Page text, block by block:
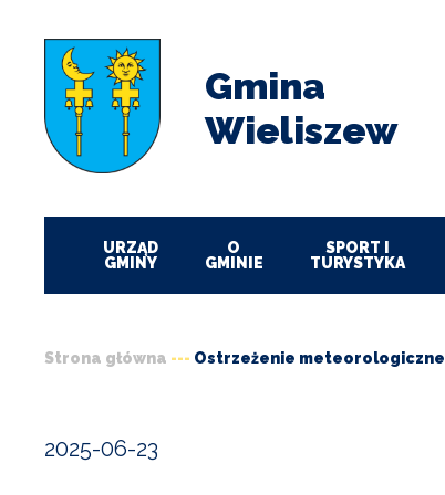
Przejdź
Przejdź
Przejdź
wyszukiwania
Przejdź
Gmina
Wieliszew
URZĄD
GMINY
O
GMINIE
SPORT I
TURYSTYKA
Strona główna Ostrzeżenie meteorologiczne
2025-06-23